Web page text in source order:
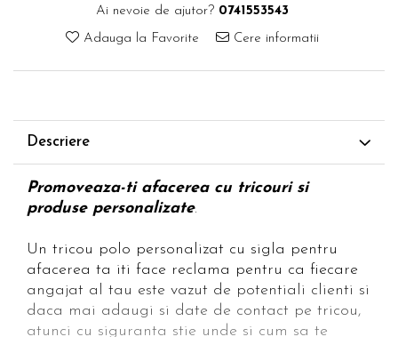
Ai nevoie de ajutor? 0741553543
Adauga la Favorite Cere informatii
Descriere
Promoveaza-ti afacerea cu tricouri si
produse personalizate.
Un tricou polo personalizat cu sigla pentru
afacerea ta iti face reclama pentru ca fiecare
angajat al tau este vazut de potentiali clienti si
daca mai adaugi si date de contact pe tricou,
atunci cu siguranta stie unde si cum sa te